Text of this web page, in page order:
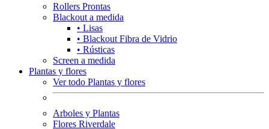
Rollers Prontas
Blackout a medida
• Lisas
• Blackout Fibra de Vidrio
• Rústicas
Screen a medida
Plantas y flores
Ver todo Plantas y flores
Arboles y Plantas
Flores Riverdale